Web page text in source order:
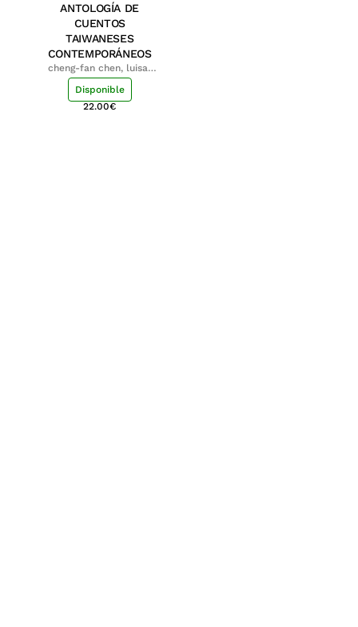
ANTOLOGÍA DE
CUENTOS
TAIWANESES
CONTEMPORÁNEOS
cheng-fan chen, luisa;
shu-ying chang, luisa
Disponible
22.00€